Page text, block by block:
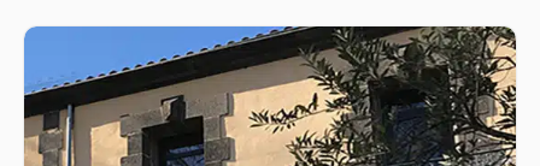
Agde
04 67 31 87 50
E-Mail